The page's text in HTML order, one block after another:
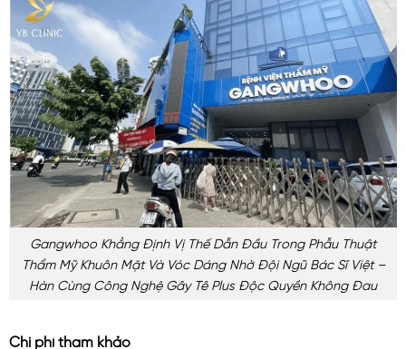
Gangwhoo Khẳng Định Vị Thế Dẫn Đầu Trong Phẫu Thuật
Thẩm Mỹ Khuôn Mặt Và Vóc Dáng Nhờ Đội Ngũ Bác Sĩ Việt –
Hàn Cùng Công Nghệ Gây Tê Plus Độc Quyền Không Đau
Chi phí tham khảo